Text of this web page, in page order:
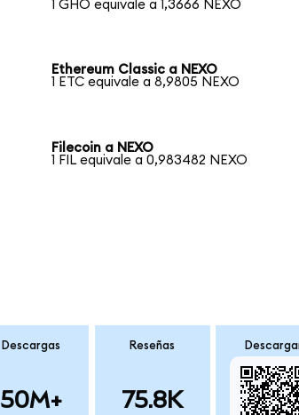
1 GHO equivale a 1,3666 NEXO
Ethereum Classic a NEXO
1 ETC equivale a 8,9805 NEXO
Filecoin a NEXO
1 FIL equivale a 0,983482 NEXO
Descargas
50M+
Reseñas
75.8K